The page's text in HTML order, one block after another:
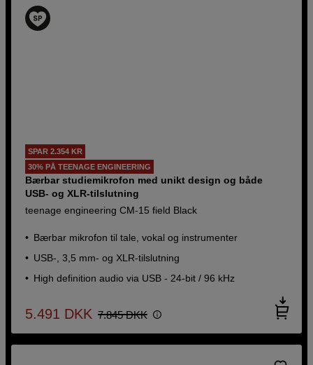
SPAR 2.354 KR
30% PÅ TEENAGE ENGINEERING
Bærbar studiemikrofon med unikt design og både
USB- og XLR-tilslutning
teenage engineering CM-15 field Black
Bærbar mikrofon til tale, vokal og instrumenter
USB-, 3,5 mm- og XLR-tilslutning
High definition audio via USB - 24-bit / 96 kHz
5.491 DKK 7.845 DKK